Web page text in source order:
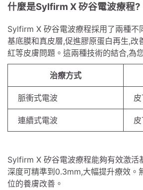
什麼是Sylfirm X 矽谷電波療程?
Sylfirm X 矽谷電波療程採用了兩種不
基底膜和真皮層,促進膠原蛋白再生,
紅等皮膚問題。這兩種技術的結合,為
治療方式
脈衝式電波
連續式電波
Sylfirm X 矽谷電波療程能夠有效激活
深度可精準到0.3mm,大幅提升療效。
位的養膚改善。